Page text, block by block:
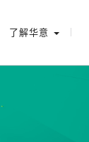
了解华意